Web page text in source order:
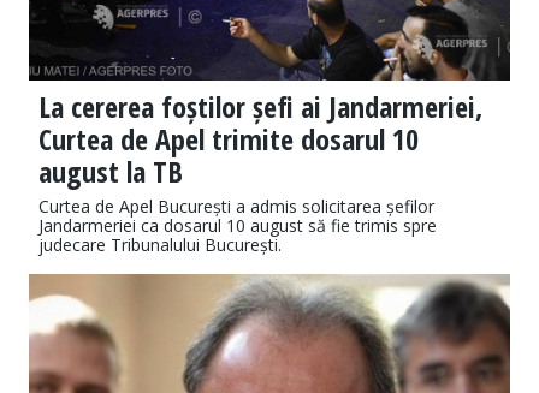
La cererea foștilor șefi ai Jandarmeriei,
Curtea de Apel trimite dosarul 10
august la TB
Curtea de Apel București a admis solicitarea șefilor
Jandarmeriei ca dosarul 10 august să fie trimis spre
judecare Tribunalului București.